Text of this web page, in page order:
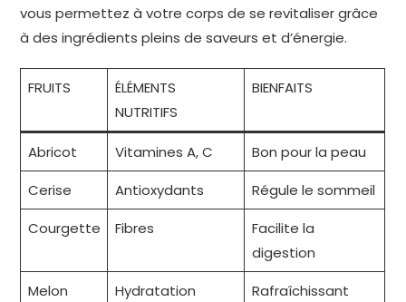
vous permettez à votre corps de se revitaliser grâce
à des ingrédients pleins de saveurs et d’énergie.
FRUITS
ÉLÉMENTS
NUTRITIFS
BIENFAITS
Abricot Vitamines A, C
Bon pour la peau
Cerise
Antioxydants
Régule le sommeil
Courgette
Fibres
Facilite la
digestion
Melon
Hydratation Rafraîchissant